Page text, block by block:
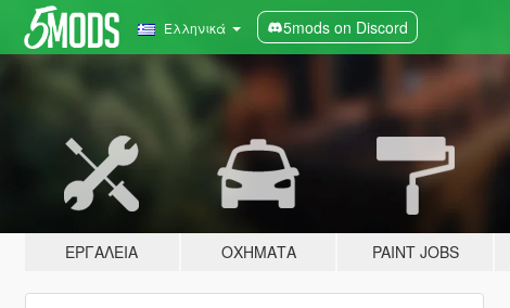
Ελληνικά 5mods on Discord
ΕΡΓΑΛΕΊΑ ΟΧΉΜΑΤΑ PAINT JOBS